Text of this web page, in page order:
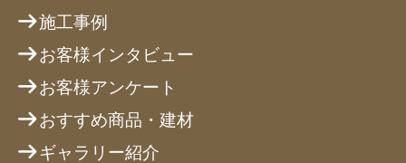
施工事例
お客様インタビュー
お客様アンケート
おすすめ商品・建材
ギャラリー紹介